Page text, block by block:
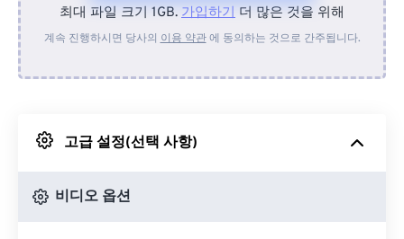
장치에서
Google 드라이브에서
최대 파일 크기 1GB. 가입하기 더 많은 것을 위해
계속 진행하시면 당사의 이용 약관에 동의하는 것으로 간주됩니다.
고급 설정(선택 사항)
비디오 옵션